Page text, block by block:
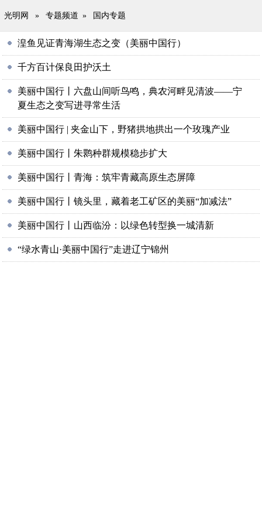
光明网 » 专题频道 » 国内专题
湟鱼见证青海湖生态之变（美丽中国行）
千方百计保良田护沃土
美丽中国行丨六盘山间听鸟鸣，典农河畔见清波——宁
夏生态之变写进寻常生活
美丽中国行 | 夹金山下，野猪拱地拱出一个玫瑰产业
美丽中国行丨朱鹮种群规模稳步扩大
美丽中国行丨青海：筑牢青藏高原生态屏障
美丽中国行丨镜头里，藏着老工矿区的美丽“加减法”
美丽中国行丨山西临汾：以绿色转型换一城清新
“绿水青山·美丽中国行”走进辽宁锦州